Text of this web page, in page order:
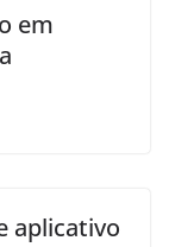
em
aplicativo